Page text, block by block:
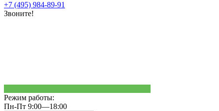
+7 (495) 984-89-91
Звоните!
Режим работы:
Пн-Пт 9:00—18:00